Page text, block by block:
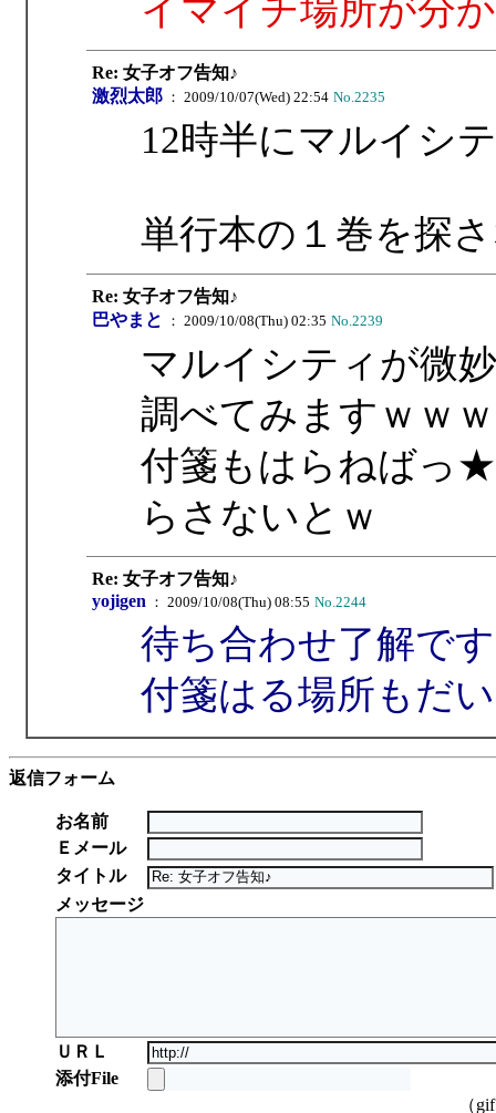
イマイチ場所が分
Re: 女子オフ告知♪
激烈太郎： 2009/10/07(Wed) 22:54 No.2235
12時半にマルイシ
単行本の１巻を探
Re: 女子オフ告知♪
巴やまと ： 2009/10/08(Thu) 02:35 No.2239
マルイシティが微
調べてみますｗｗ
付箋もはらねばっ
らさないとｗ
Re: 女子オフ告知♪
yojigen： 2009/10/08(Thu) 08:55 No.2244
待ち合わせ了解で
付箋はる場所もだ
返信フォーム
お名前
Ｅメール
タイトル
メッセージ
ＵＲＬ
添付File
（